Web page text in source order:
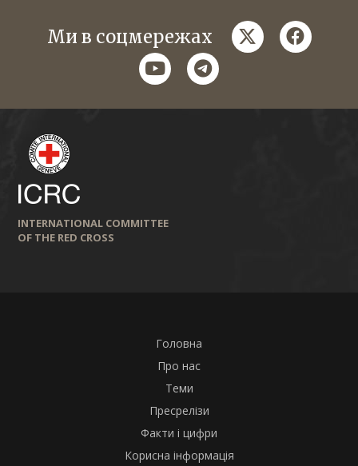
Ми в соцмережах twitter
youtubetelegram
INTERNATIONAL COMMITTEE
OF THE RED CROSS
Головна
Про нас
Теми
Пресрелізи
Факти і цифри
Корисна інформація